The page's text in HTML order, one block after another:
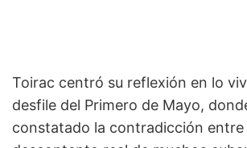
Toirac centró su reflexión en lo
desfile del Primero de Mayo,
constatado la contradicción entre